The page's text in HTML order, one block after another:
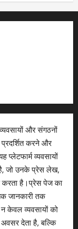
और संगठनों
करने और
प्लेटफार्म व्यवसायों
जो उनके प्रेस लेख,
करता है।प्रेस पेज का
जानकारी तक
केवल व्यवसायों को
देता है, बल्कि